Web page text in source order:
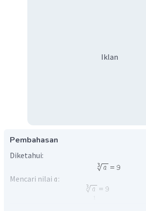
Iklan
Pembahasan
Diketahui:
Mencari nilai :